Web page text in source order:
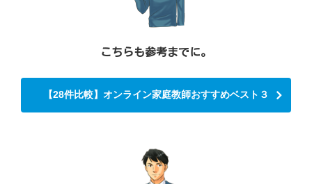
こちらも参考までに。
【28件比較】オンライン家庭教師おすすめベスト３